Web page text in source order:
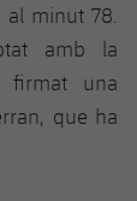
minut 78.
amb la
firmat una
que ha